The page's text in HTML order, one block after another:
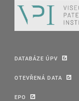
DATABÁZE ÚPV
OTEVŘENÁ DATA
EPO